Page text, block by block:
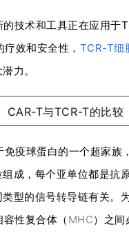
的技术和工具正在应用于
效和安全性， TCR-T细
力。
CAR-T与TCR-T的比较
免疫球蛋白的一个超家族
成，每个亚单位都是抗
型的信号转导链有关。
性复合体（ MHC）之间